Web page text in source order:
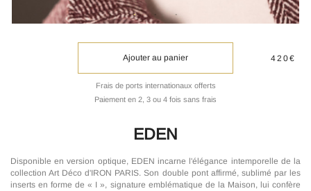
Ajouter au panier
Frais de ports internationaux offerts
Paiement en 2, 3 ou 4 fois sans frais
420€
EDEN
Disponible en version optique, EDEN incarne l'élégance intemporelle de la
collection Art Déco d'IRON PARIS. Son double pont affirmé, sublimé par les
inserts en forme de « I », signature emblématique de la Maison, lui confère